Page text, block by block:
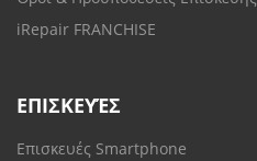
iRepair FRANCHISE
ΕΠΙΣΚΕΥΈΣ
Επισκευές Smartphone